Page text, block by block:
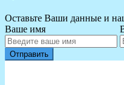
Оставьте Ваши данные и
Ваше имя
Отправить